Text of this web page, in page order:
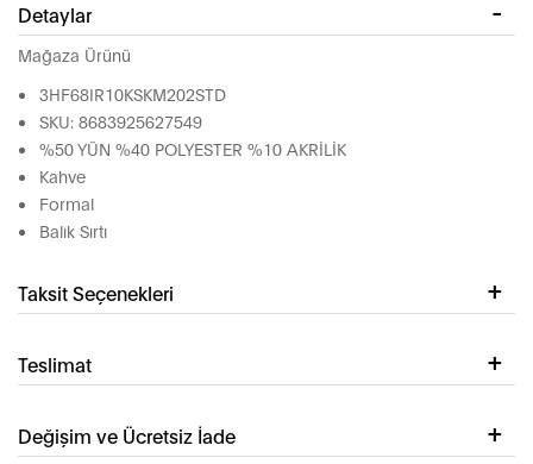
Detaylar
Mağaza Ürünü
3HF68IR10KSKM202STD
SKU: 8683925627549
%50 YÜN %40 POLYESTER %10 AKRİLİK
Kahve
Formal
Balık Sırtı
Taksit Seçenekleri
Teslimat
Değişim ve Ücretsiz İade